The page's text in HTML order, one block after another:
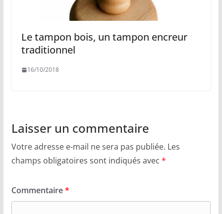
Le tampon bois, un tampon encreur
traditionnel
16/10/2018
Laisser un commentaire
Votre adresse e-mail ne sera pas publiée. Les
champs obligatoires sont indiqués avec *
Commentaire*